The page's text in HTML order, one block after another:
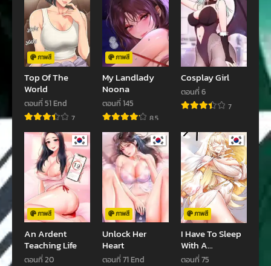
ตอนที่ 77
พฤศจิกายน 21, 2023
ตอนที่ 76
พฤศจิกายน 7, 2023
ตอนที่ 75
พฤศจิกายน 1, 2023
ตอนที่ 74
ตุลาคม 24, 2023
ตอนที่ 73
ตุลาคม 16, 2023
ตอนที่ 72
ตุลาคม 16, 2023
ตอนที่ 71
กันยายน 26, 2023
ตอนที่ 70
กันยายน 20, 2023
ตอนที่ 69
กันยายน 13, 2023
ตอนที่ 68
กันยายน 5, 2023
ตอนที่ 67
สิงหาคม 30, 2023
ตอนที่ 66
สิงหาคม 23, 2023
ตอนที่ 65
สิงหาคม 15, 2023
ตอนที่ 64
สิงหาคม 9, 2023
ภาพสี
Top Of The
World
ตอนที่ 51 End
7
ภาพสี
My Landlady
Noona
ตอนที่ 145
8.5
Cosplay Girl
ตอนที่ 6
7
ภาพสี
An Ardent
Teaching Life
ตอนที่ 20
ภาพสี
Unlock Her
Heart
ตอนที่ 71 End
ภาพสี
I Have To Sleep
With A
Stranger?
ตอนที่ 75